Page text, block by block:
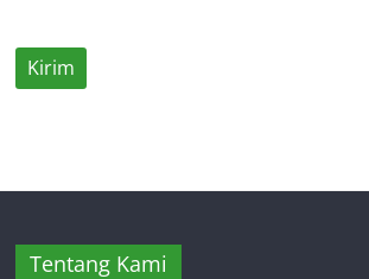
Tentang Kami